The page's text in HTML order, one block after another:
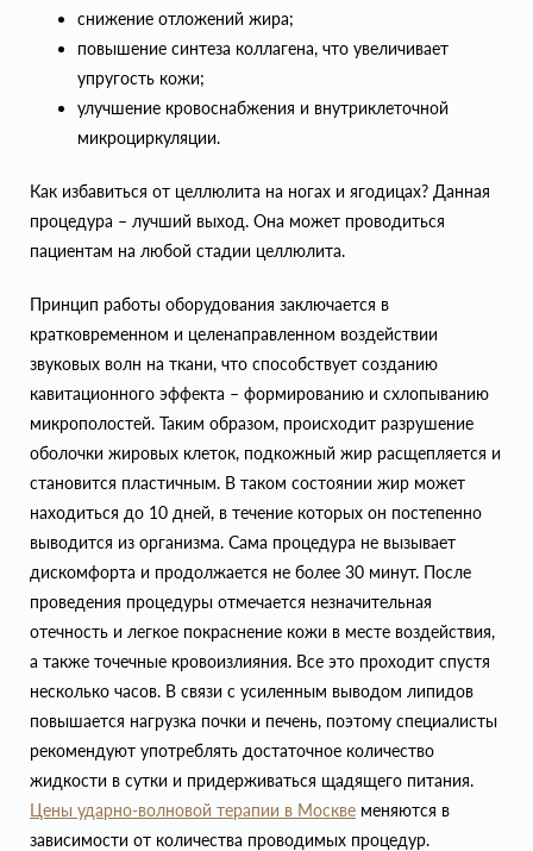
снижение отложений жира;
повышение синтеза коллагена, что увеличивает
упругость кожи;
улучшение кровоснабжения и внутриклеточной
микроциркуляции.
Как избавиться от целлюлита на ногах и ягодицах? Данная
процедура – лучший выход. Она может проводиться
пациентам на любой стадии целлюлита.
Принцип работы оборудования заключается в
кратковременном и целенаправленном воздействии
звуковых волн на ткани, что способствует созданию
кавитационного эффекта – формированию и схлопыванию
микрополостей. Таким образом, происходит разрушение
оболочки жировых клеток, подкожный жир расщепляется и
становится пластичным. В таком состоянии жир может
находиться до 10 дней, в течение которых он постепенно
выводится из организма. Сама процедура не вызывает
дискомфорта и продолжается не более 30 минут. После
проведения процедуры отмечается незначительная
отечность и легкое покраснение кожи в месте воздействия,
а также точечные кровоизлияния. Все это проходит спустя
несколько часов. В связи с усиленным выводом липидов
повышается нагрузка почки и печень, поэтому специалисты
рекомендуют употреблять достаточное количество
жидкости в сутки и придерживаться щадящего питания.
Цены ударно-волновой терапии в Москве меняются в
зависимости от количества проводимых процедур.